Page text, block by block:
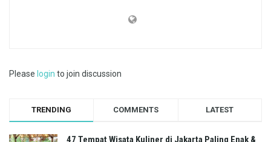
Please login to join discussion
TRENDING COMMENTS LATEST
47 Tempat Wisata Kuliner di Jakarta Paling Enak &